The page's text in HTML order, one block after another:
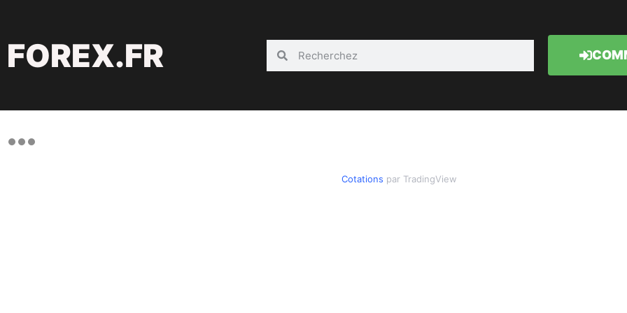
FOREX.FR
Cotations par TradingView